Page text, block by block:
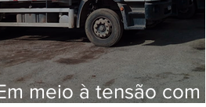
meio à tensão com